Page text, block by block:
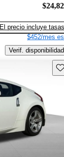
El precio incluye tasas
$452/mes
Verif. disponibilidad